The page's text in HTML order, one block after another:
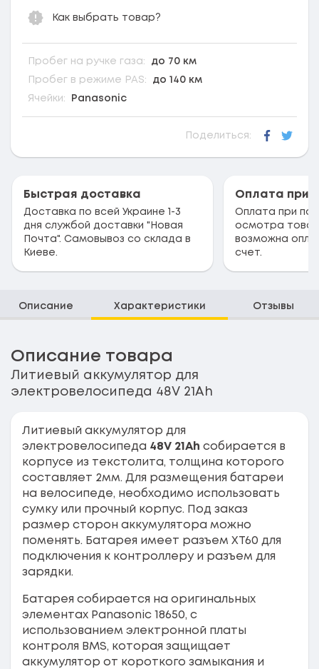
Как выбрать товар?
Пробег на ручке газа: до 70 км
Пробег в режиме PAS: до 140 км
Ячейки: Panasonic
Поделиться:
Быстрая доставка
Доставка по всей Украине 1-3
дня службой доставки "Новая
Почта". Самовывоз со склада в
Киеве.
Оплата при
Оплата при
осмотра
возможна
счет.
Описание Характеристики Отзывы
Описание товара
Литиевый аккумулятор для
электровелосипеда 48V 21Ah
Литиевый аккумулятор для
электровелосипеда 48V 21Ah собирается в
корпусе из текстолита, толщина которого
составляет 2мм. Для размещения батареи
на велосипеде, необходимо использовать
сумку или прочный корпус. Под заказ
размер сторон аккумулятора можно
поменять. Батарея имеет разъем XT60 для
подключения к контроллеру и разъем для
зарядки.
Батарея собирается на оригинальных
элементах Panasonic 18650, с
использованием электронной платы
контроля BMS, которая защищает
аккумулятор от короткого замыкания и